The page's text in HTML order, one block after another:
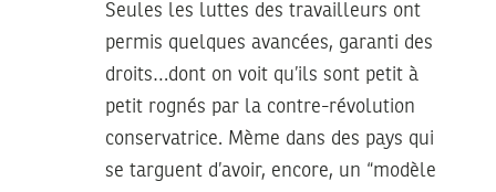
Seules les luttes des travailleurs ont
permis quelques avancées, garanti des
droits…dont on voit qu’ils sont petit à
petit rognés par la contre-révolution
conservatrice. Mème dans des pays qui
se targuent d’avoir, encore, un “modèle